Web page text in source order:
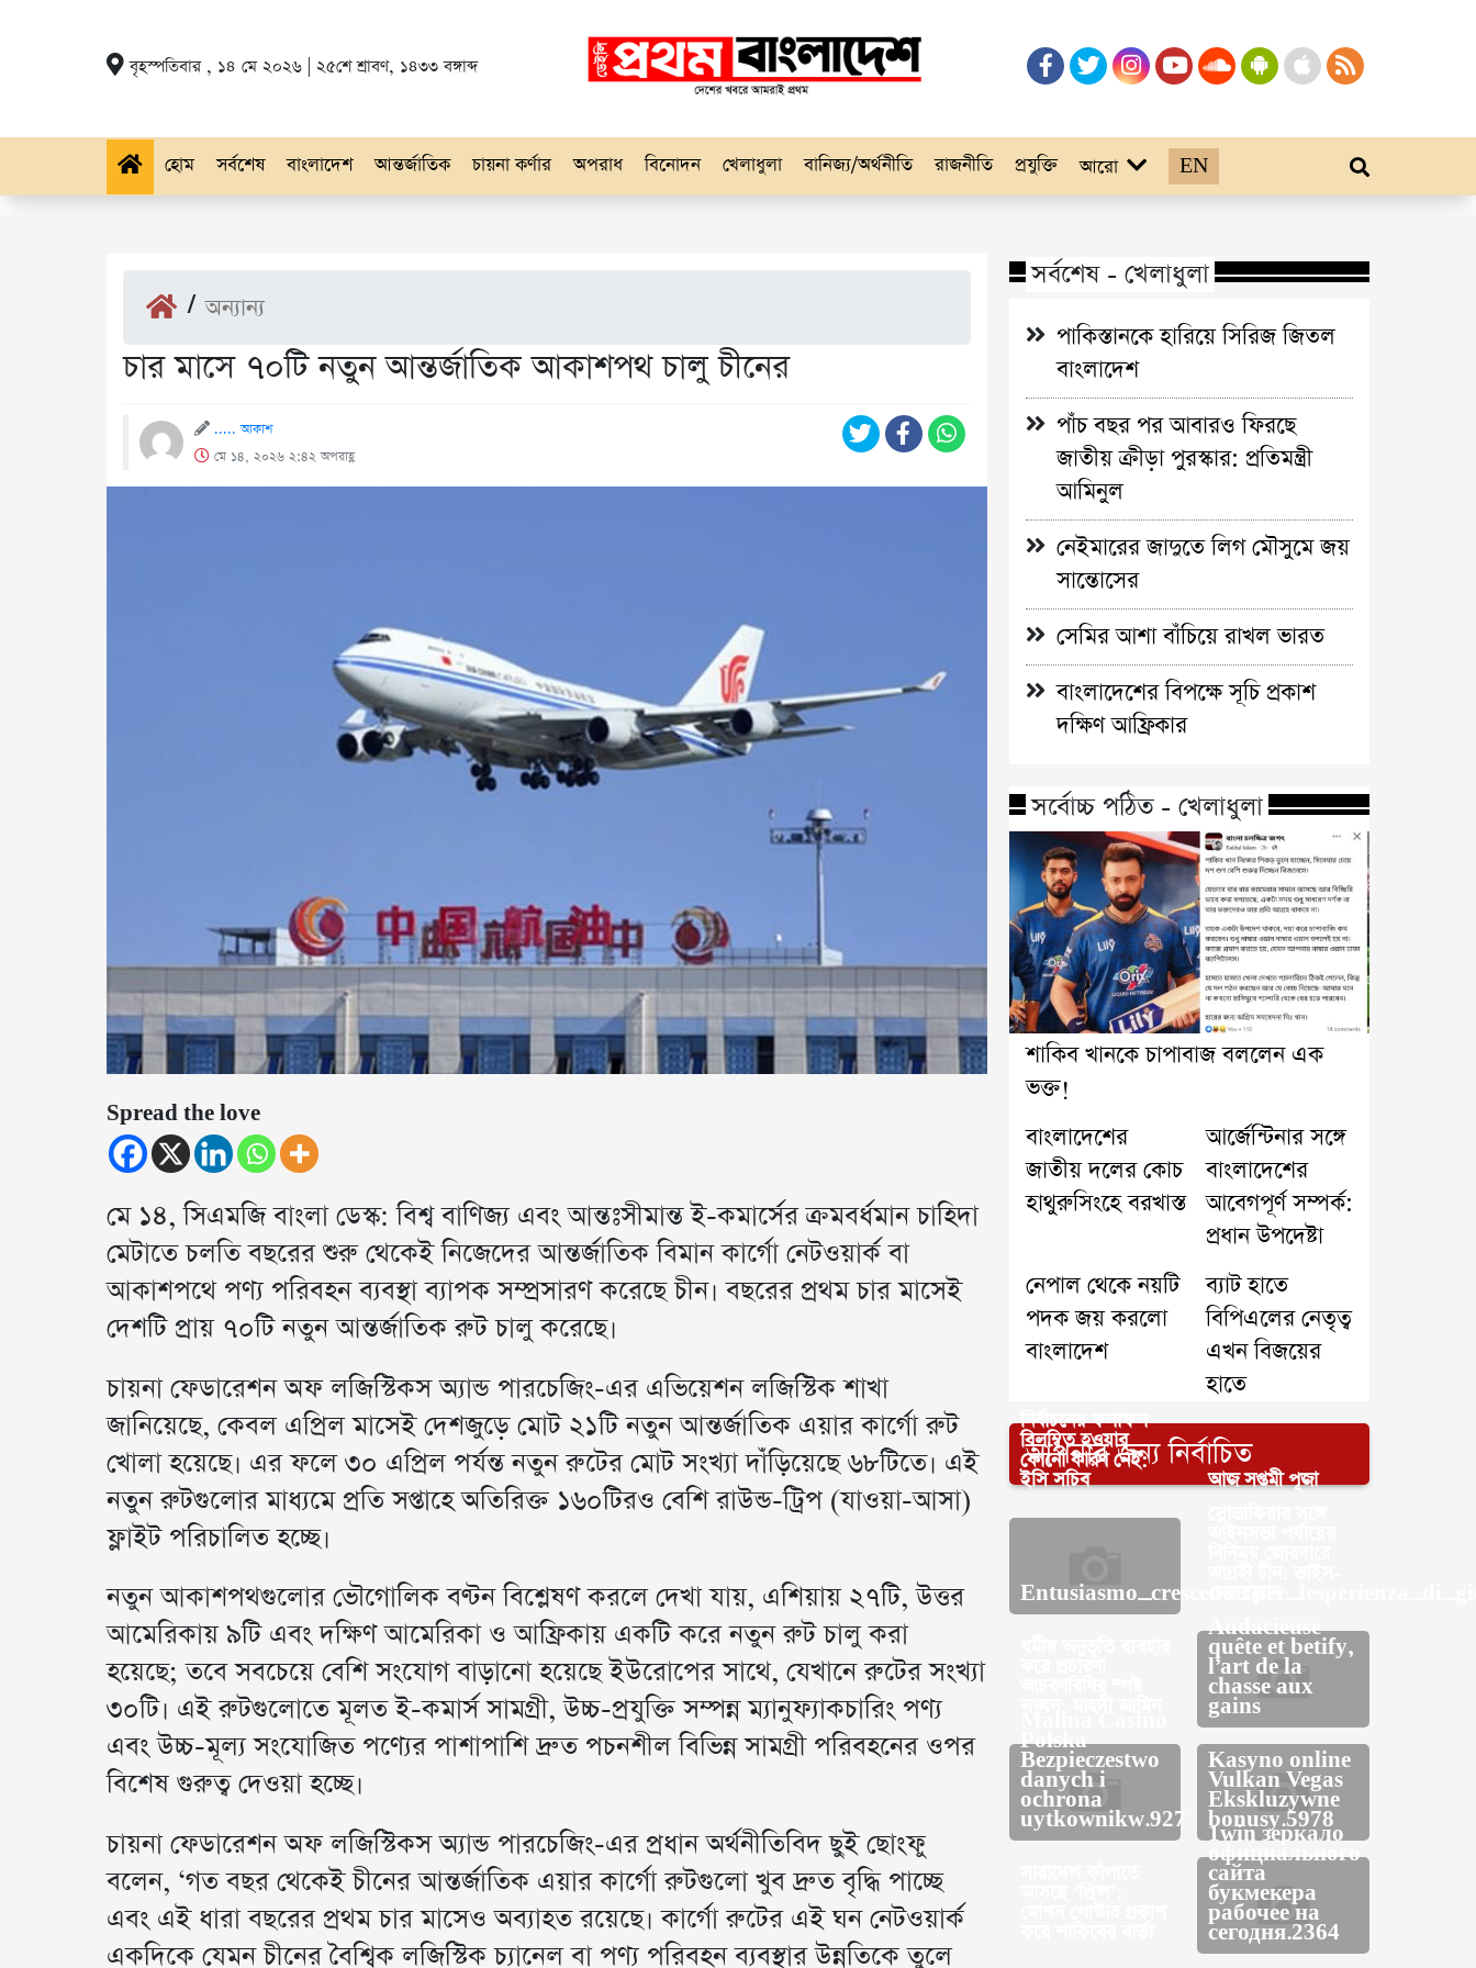
বৃহস্পতিবার , ১৪ মে ২০২৬ | ২৫শে শ্রাবণ, ১৪৩৩ বঙ্গাব্দ
হোম সর্বশেষ বাংলাদেশ আন্তর্জাতিক চায়না কর্ণার অপরাধ বিনোদন খেলাধুলা বানিজ্য/অর্থনীতি রাজনীতি প্রযুক্তি আরো EN
/অন্যান্য
চার মাসে ৭০টি নতুন আন্তর্জাতিক আকাশপথ চালু চীনের
..... আকাশ
মে ১৪, ২০২৬ ২:৪২ অপরাহ্ণ
Spread the love
মে ১৪, সিএমজি বাংলা ডেস্ক: বিশ্ব বাণিজ্য এবং আন্তঃসীমান্ত ই-কমার্সের ক্রমবর্ধমান চাহিদা
মেটাতে চলতি বছরের শুরু থেকেই নিজেদের আন্তর্জাতিক বিমান কার্গো নেটওয়ার্ক বা
আকাশপথে পণ্য পরিবহন ব্যবস্থা ব্যাপক সম্প্রসারণ করেছে চীন। বছরের প্রথম চার মাসেই
দেশটি প্রায় ৭০টি নতুন আন্তর্জাতিক রুট চালু করেছে।
চায়না ফেডারেশন অফ লজিস্টিকস অ্যান্ড পারচেজিং-এর এভিয়েশন লজিস্টিক শাখা
জানিয়েছে, কেবল এপ্রিল মাসেই দেশজুড়ে মোট ২১টি নতুন আন্তর্জাতিক এয়ার কার্গো রুট
খোলা হয়েছে। এর ফলে ৩০ এপ্রিল পর্যন্ত নতুন রুটের মোট সংখ্যা দাঁড়িয়েছে ৬৮টিতে। এই
নতুন রুটগুলোর মাধ্যমে প্রতি সপ্তাহে অতিরিক্ত ১৬০টিরও বেশি রাউন্ড-ট্রিপ (যাওয়া-আসা)
ফ্লাইট পরিচালিত হচ্ছে।
নতুন আকাশপথগুলোর ভৌগোলিক বণ্টন বিশ্লেষণ করলে দেখা যায়, এশিয়ায় ২৭টি, উত্তর
আমেরিকায় ৯টি এবং দক্ষিণ আমেরিকা ও আফ্রিকায় একটি করে নতুন রুট চালু করা
হয়েছে; তবে সবচেয়ে বেশি সংযোগ বাড়ানো হয়েছে ইউরোপের সাথে, যেখানে রুটের সংখ্যা
৩০টি। এই রুটগুলোতে মূলত ই-কমার্স সামগ্রী, উচ্চ-প্রযুক্তি সম্পন্ন ম্যানুফ্যাকচারিং পণ্য
এবং উচ্চ-মূল্য সংযোজিত পণ্যের পাশাপাশি দ্রুত পচনশীল বিভিন্ন সামগ্রী পরিবহনের ওপর
বিশেষ গুরুত্ব দেওয়া হচ্ছে।
চায়না ফেডারেশন অফ লজিস্টিকস অ্যান্ড পারচেজিং-এর প্রধান অর্থনীতিবিদ ছুই ছোংফু
বলেন, ‘গত বছর থেকেই চীনের আন্তর্জাতিক এয়ার কার্গো রুটগুলো খুব দ্রুত বৃদ্ধি পাচ্ছে
এবং এই ধারা বছরের প্রথম চার মাসেও অব্যাহত রয়েছে। কার্গো রুটের এই ঘন নেটওয়ার্ক
একদিকে যেমন চীনের বৈশ্বিক লজিস্টিক চ্যানেল বা পণ্য পরিবহন ব্যবস্থার উন্নতিকে তুলে
সর্বশেষ - খেলাধুলা
পাকিস্তানকে হারিয়ে সিরিজ জিতল
বাংলাদেশ
পাঁচ বছর পর আবারও ফিরছে
জাতীয় ক্রীড়া পুরস্কার: প্রতিমন্ত্রী
আমিনুল
নেইমারের জাদুতে লিগ মৌসুমে জয়
সান্তোসের
সেমির আশা বাঁচিয়ে রাখল ভারত
বাংলাদেশের বিপক্ষে সূচি প্রকাশ
দক্ষিণ আফ্রিকার
সর্বোচ্চ পঠিত - খেলাধুলা
শাকিব খানকে চাপাবাজ বললেন এক
ভক্ত!
বাংলাদেশের
জাতীয় দলের কোচ
হাথুরুসিংহে বরখাস্ত
আর্জেন্টিনার সঙ্গে
বাংলাদেশের
আবেগপূর্ণ সম্পর্ক:
প্রধান উপদেষ্টা
নেপাল থেকে নয়টি
পদক জয় করলো
বাংলাদেশ
ব্যাট হাতে
বিপিএলের নেতৃত্ব
এখন বিজয়ের
হাতে
আপনার জন্য নির্বাচিত
নির্বাচনের ফলাফল
বিলম্বিত হওয়ার
কোনো কারণ নেই:
ইসি সচিব আজ সপ্তমী পূজা
Audacieuse
quête et betify,
l’art de la
chasse aux
gains
Polska
Bezpieczestwo
danych i
ochrona
uytkownikw.927
Kasyno online
Vulkan Vegas
Ekskluzywne
bonusy.5978
1win зеркало
официального
сайта
букмекера
рабочее на
сегодня.2364